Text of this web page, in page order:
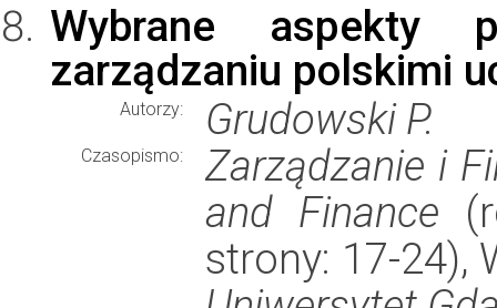
Wybrane aspekty
zarządzaniu polskimi
Autorzy: Grudowski P.
Czasopismo:
Zarządzanie i
and Finance
strony: 17-24),